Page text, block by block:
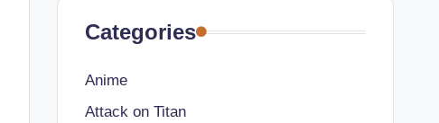
Categories
Anime
Attack on Titan